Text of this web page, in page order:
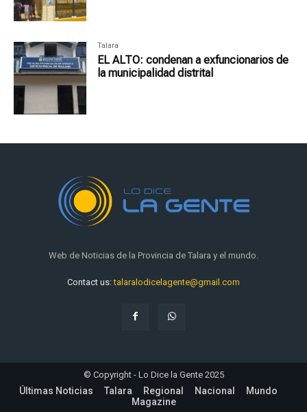
Talara
EL ALTO: condenan a exfuncionarios de
la municipalidad distrital
Web de Noticias de la Provincia de Talara y el mundo.
Contact us:talaralodicelagente@gmail.com
© Copyright - Lo Dice la Gente 2025
Últimas Noticias Talara Regional Nacional
Mundo
Magazine